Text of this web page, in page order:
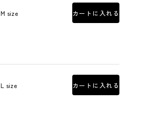
M size カートに入れる
L size カートに入れる